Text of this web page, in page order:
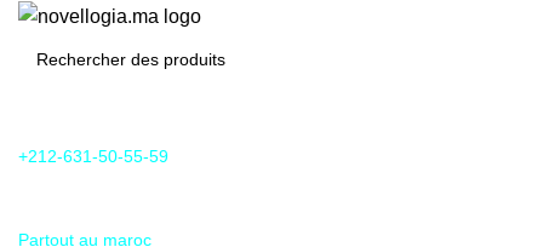
+212-631-50-55-59
Partout au maroc